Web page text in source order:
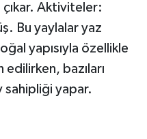
çıkar. Aktiviteler:
Bu yaylalar yaz
yapısıyla özellikle
bazıları
sahipliği yapar.